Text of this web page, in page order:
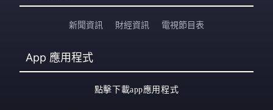
新聞資訊 財經資訊 電視節目表
App 應用程式
點擊下載app應用程式